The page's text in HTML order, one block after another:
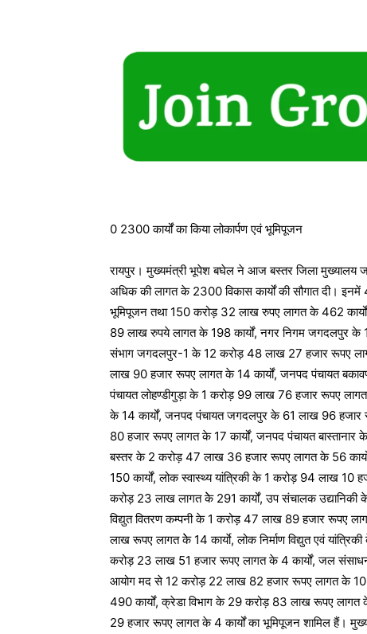
0 2300 कार्यों का किया लोकार्पण एवं भूमिपूजन
रायपुर। मुख्यमंत्री भूपेश बघेल ने आज बस्तर जिला मुख्यालय
अधिक की लागत के 2300 विकास कार्यों की सौगात दी।
भूमिपूजन तथा 150 करोड़ 32 लाख रुपए लागत के 462 कार्यों
89 लाख रुपये लागत के 198 कार्यों, नगर निगम जगदलपुर के
संभाग जगदलपुर-1 के 12 करोड़ 48 लाख 27 हजार रूपए
लाख 90 हजार रूपए लागत के 14 कार्यों, जनपद पंचायत
पंचायत लोहण्डीगुड़ा के 1 करोड़ 99 लाख 76 हजार रूपए
के 14 कार्यों, जनपद पंचायत जगदलपुर के 61 लाख 96 हजार
80 हजार रूपए लागत के 17 कार्यों, जनपद पंचायत
बस्तर के 2 करोड़ 47 लाख 36 हजार रूपए लागत के 56
150 कार्यों, लोक स्वास्थ्य यांत्रिकी के 1 करोड़ 94 लाख 10
करोड़ 23 लाख लागत केे 291 कार्यों, उप संचालक
विद्युत वितरण कम्पनी के 1 करोड़ 47 लाख 89 हजार रूपए
लाख रूपए लागत केे 14 कार्याे, लोक निर्माण विद्युत एवं
करोड़ 23 लाख 51 हजार रूपए लागत के 4 कार्यों, जल
आयोग मद से 12 करोड़ 22 लाख 82 हजार रूपए लागत के 10
490 कार्यों, क्रेडा विभाग के 29 करोड़ 83 लाख रूपए
29 हजार रूपए लागत के 4 कार्यों का भूमिपूजन शामिल हैं।